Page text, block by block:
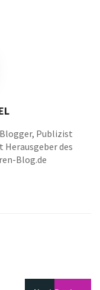
Publizist
des
Blog.de